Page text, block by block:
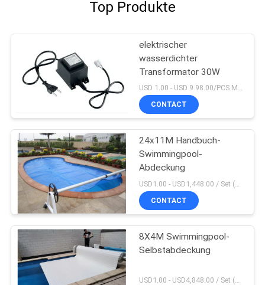
Top Produkte
elektrischer
wasserdichter
Transformator 30W
USD 1.00 - USD 9.98.00/PCS MOQ:PC 1
CONTACT
24x11M Handbuch-
Swimmingpool-
Abdeckung
USD1.00 - USD1,448.00 / Set (3 Cover With 3 Roller), Only Cover USD1.50 - USD3.50 / Square Meter MOQ:PC 1
CONTACT
8X4M Swimmingpool-
Selbstabdeckung